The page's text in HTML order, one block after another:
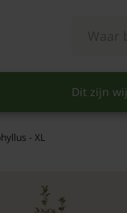
Dit zijn wij
- XL